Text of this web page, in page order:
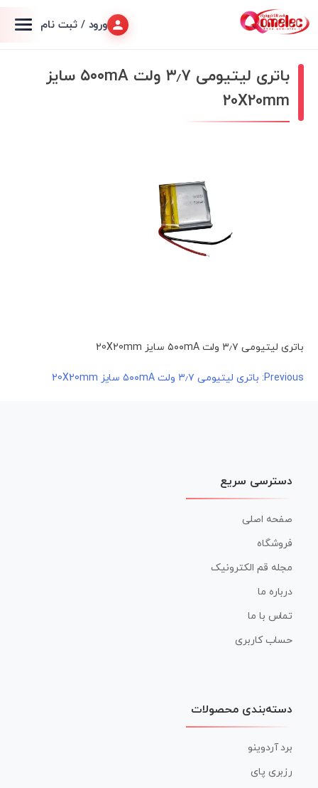
ورود / ثبت نام
باتری لیتیومی ۳٫۷ ولت ۵۰۰mA سایز
20X20mm
باتری لیتیومی ۳٫۷ ولت ۵۰۰mA سایز 20X20mm
راهبری
Previous: باتری لیتیومی ۳٫۷ ولت ۵۰۰mA سایز 20X20mm
دسترسی سریع
صفحه اصلی
فروشگاه
مجله قم الکترونیک
درباره ما
تماس با ما
حساب کاربری
دسته‌بندی محصولات
برد آردوینو
رزبری پای